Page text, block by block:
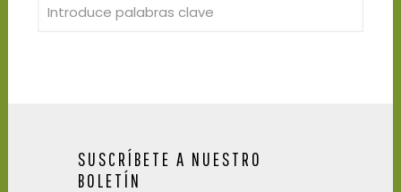
SUSCRÍBETE A NUESTRO
BOLETÍN